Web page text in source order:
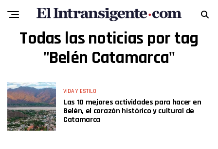
Todas las noticias por tag
"Belén Catamarca"
VIDA Y ESTILO
Las 10 mejores actividades para hacer en
Belén, el corazón histórico y cultural de
Catamarca